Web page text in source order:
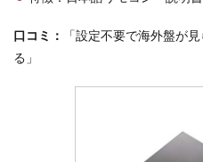
口コミ：
「設定不要で海外盤が
る」